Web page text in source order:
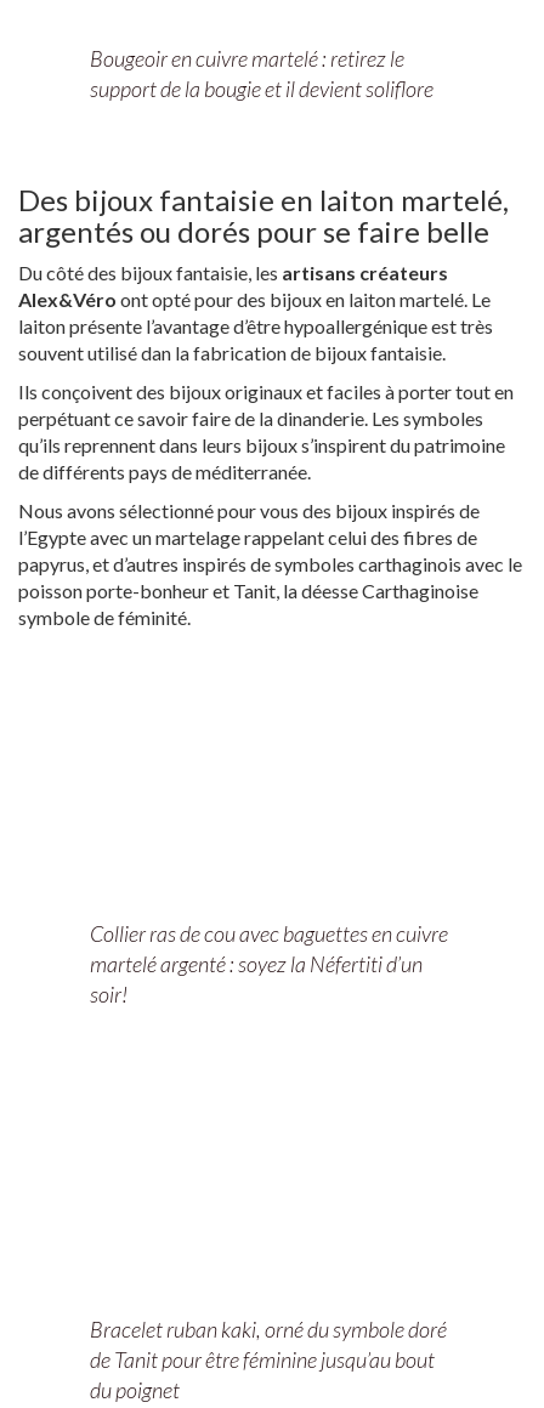
Bougeoir en cuivre martelé : retirez le
support de la bougie et il devient soliflore
Des bijoux fantaisie en laiton martelé,
argentés ou dorés pour se faire belle
Du côté des bijoux fantaisie, les artisans créateurs
Alex&Véro ont opté pour des bijoux en laiton martelé. Le
laiton présente l’avantage d’être hypoallergénique est très
souvent utilisé dan la fabrication de bijoux fantaisie.
Ils conçoivent des bijoux originaux et faciles à porter tout en
perpétuant ce savoir faire de la dinanderie. Les symboles
qu’ils reprennent dans leurs bijoux s’inspirent du patrimoine
de différents pays de méditerranée.
Nous avons sélectionné pour vous des bijoux inspirés de
l’Egypte avec un martelage rappelant celui des fibres de
papyrus, et d’autres inspirés de symboles carthaginois avec le
poisson porte-bonheur et Tanit, la déesse Carthaginoise
symbole de féminité.
Collier ras de cou avec baguettes en cuivre
martelé argenté : soyez la Néfertiti d’un
soir!
Bracelet ruban kaki, orné du symbole doré
de Tanit pour être féminine jusqu’au bout
du poignet